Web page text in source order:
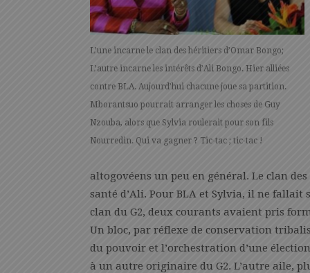
L’une incarne le clan des héritiers d’Omar Bongo;
L’autre incarne les intérêts d’Ali Bongo. Hier alliées
contre BLA. Aujourd’hui chacune joue sa partition.
Mborantsuo pourrait arranger les choses de Guy
Nzouba, alors que Sylvia roulerait pour son fils
Nourredin. Qui va gagner ? Tic-tac ; tic-tac !
altogovéens un peu en général. Le clan
santé d’Ali. Pour BLA et Sylvia, il ne
clan du G2, deux courants avaient pris
Un bloc, par réflexe de conservation
du pouvoir et l’orchestration d’une
à un autre originaire du G2. L’autre aile,